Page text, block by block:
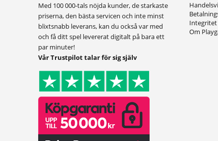
Med 100 000-tals nöjda kunder, de starkaste
priserna, den bästa servicen och inte minst
blixtsnabb leverans, kan du också var med
och få ditt spel levererat digitalt på bara ett
par minuter!
Vår Trustpilot talar för sig själv
Integritet
Om